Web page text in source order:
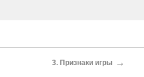
3. Признаки игры →